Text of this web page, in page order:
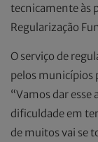
tecnicamente às
Regularização
O serviço de
pelos municípios
“Vamos dar esse
dificuldade em
de muitos vai se